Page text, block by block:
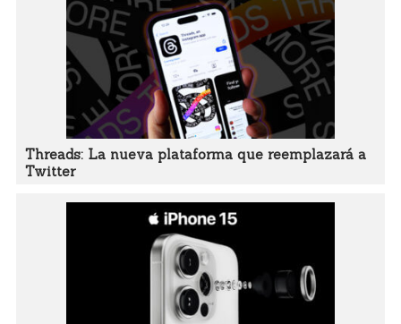
Threads: La nueva plataforma que reemplazará a
Twitter